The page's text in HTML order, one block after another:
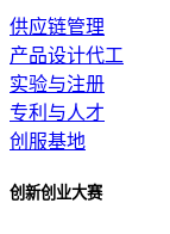
供应链管理
产品设计代工
实验与注册
专利与人才
创服基地
创新创业大赛